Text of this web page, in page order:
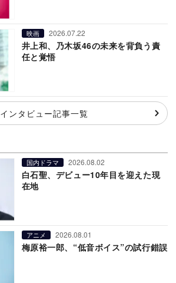
映画 2026.07.22
井上和、乃木坂46の未来を背負う責
任と覚悟
インタビュー記事一覧
国内ドラマ 2026.08.02
白石聖、デビュー10年目を迎えた現
在地
アニメ 2026.08.01
梅原裕一郎、“低音ボイス”の試行錯誤